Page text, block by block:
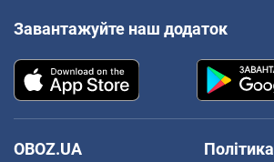
Завантажуйте наш додаток
OBOZ.UA
Політика